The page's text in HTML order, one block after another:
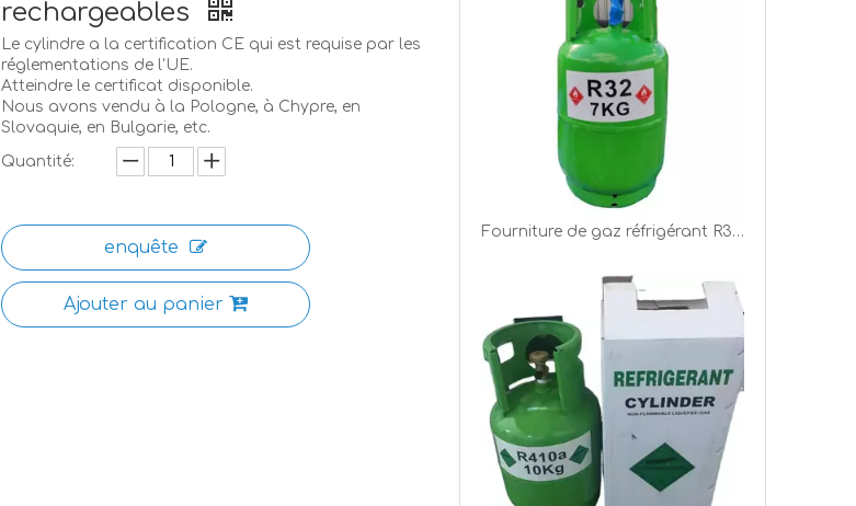
rechargeables
Le cylindre a la certification CE qui est requise par les
réglementations de l'UE.
Atteindre le certificat disponible.
Nous avons vendu à la Pologne, à Chypre, en
Slovaquie, en Bulgarie, etc.
Quantité:
enquête
Ajouter au panier
Cylindre rechargeable 10KG Prix du gaz réfrigérant R410a pour l'Europe